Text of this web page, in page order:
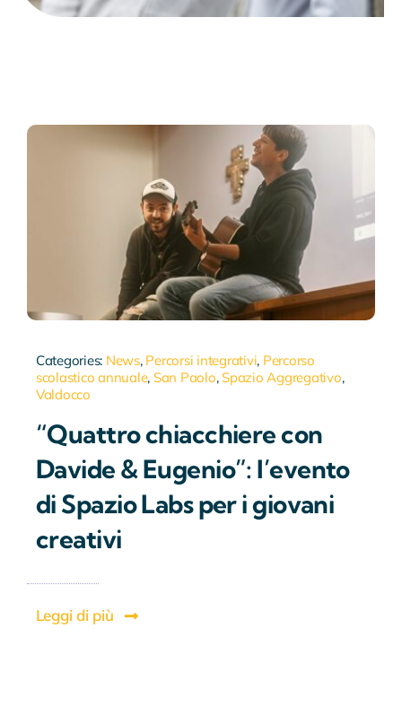
Categories: News, Percorsi integrativi, Percorso
scolastico annuale, San Paolo, Spazio Aggregativo,
Valdocco
“Quattro chiacchiere con
Davide & Eugenio”: l’evento
di Spazio Labs per i giovani
creativi
Leggi di più